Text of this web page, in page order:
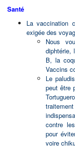
Santé
La vaccination
exigée des
Nous
diphtérie,
B, la
Vaccins
Le
peut être
contre
pour
voire